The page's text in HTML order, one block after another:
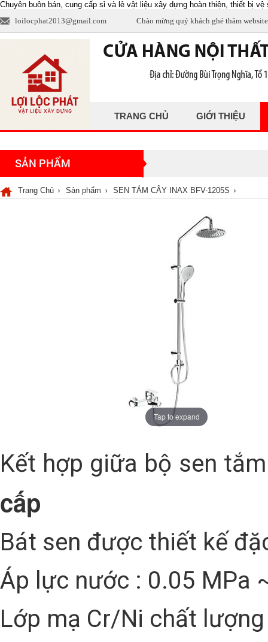
Chuyên buôn bán, cung cấp sỉ và lẻ vật liệu xây dựng hoàn thiện, thiết bị
loilocphat2013@gmail.com
Chào mừng quý khách ghé thăm
TRANG CHỦ GIỚI THIỆU
SẢN PHẨM
Trang Chủ Sản phẩm SEN TẮM CÂY INAX BFV-1205S
Tap to expand
Kết hợp giữa bộ sen
cấp
Bát sen được thiết kế
Áp lực nước : 0.05 MPa
Lớp mạ Cr/Ni chất